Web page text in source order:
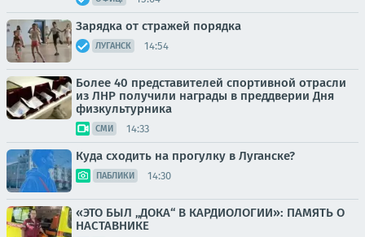
Зарядка от стражей порядка
ЛУГАНСК 14:54
Более 40 представителей спортивной отрасли
из ЛНР получили награды в преддверии Дня
физкультурника
СМИ 14:33
Куда сходить на прогулку в Луганске?
ПАБЛИКИ 14:30
«ЭТО БЫЛ „ДОКА“ В КАРДИОЛОГИИ»: ПАМЯТЬ О
НАСТАВНИКЕ